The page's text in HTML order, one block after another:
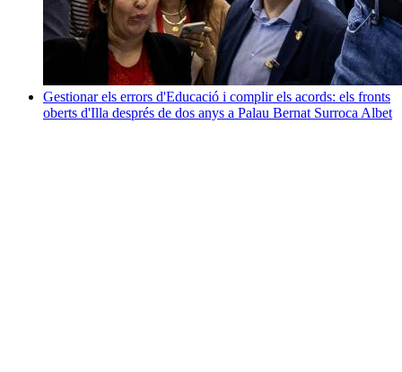
Gestionar els errors d'Educació i complir els acords: els fronts
oberts d'Illa després de dos anys a Palau Bernat Surroca Albet